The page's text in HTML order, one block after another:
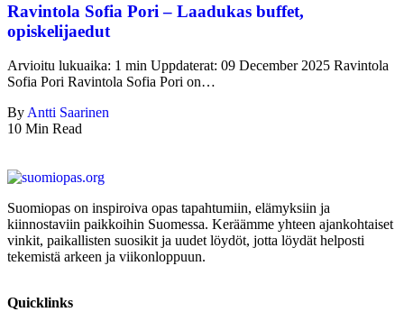
Ravintola Sofia Pori – Laadukas buffet,
opiskelijaedut
Arvioitu lukuaika: 1 min Uppdaterat: 09 December 2025 Ravintola
Sofia Pori Ravintola Sofia Pori on…
By Antti Saarinen
10 Min Read
Suomiopas on inspiroiva opas tapahtumiin, elämyksiin ja
kiinnostaviin paikkoihin Suomessa. Keräämme yhteen ajankohtaiset
vinkit, paikallisten suosikit ja uudet löydöt, jotta löydät helposti
tekemistä arkeen ja viikonloppuun.
Quicklinks